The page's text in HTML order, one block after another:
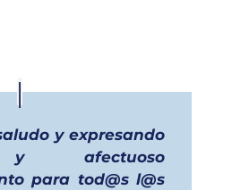
y expresando
y afectuoso
para tod@s l@s